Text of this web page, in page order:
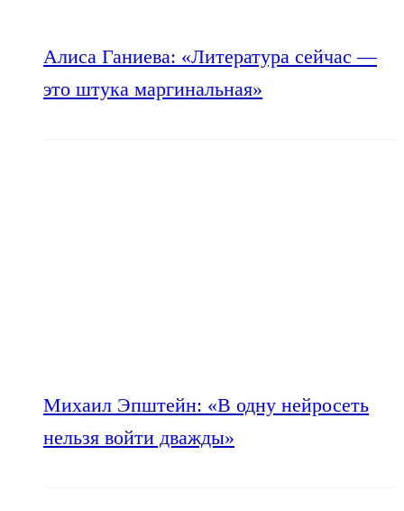
Алиса Ганиева: «Литература сейчас —
это штука маргинальная»
Михаил Эпштейн: «В одну нейросеть
нельзя войти дважды»